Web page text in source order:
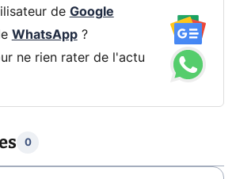
de Google
WhatsApp?
ne rien rater de l'actu
0